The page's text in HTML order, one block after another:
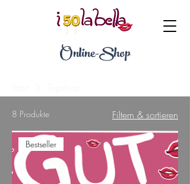
Online-Shop
8 Produkte Filtern & sortieren
Bestseller